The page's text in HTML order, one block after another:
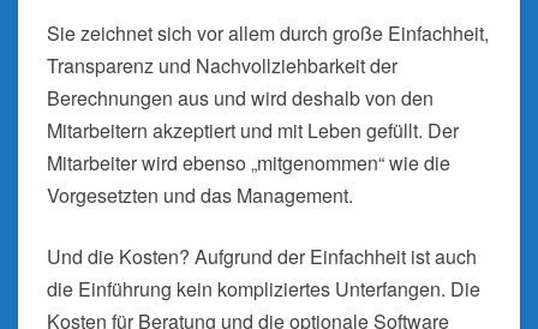
Sie zeichnet sich vor allem durch große Einfachheit,
Transparenz und Nachvollziehbarkeit der
Berechnungen aus und wird deshalb von den
Mitarbeitern akzeptiert und mit Leben gefüllt. Der
Mitarbeiter wird ebenso „mitgenommen“ wie die
Vorgesetzten und das Management.
Und die Kosten? Aufgrund der Einfachheit ist auch
die Einführung kein kompliziertes Unterfangen. Die
Kosten für Beratung und die optionale Software